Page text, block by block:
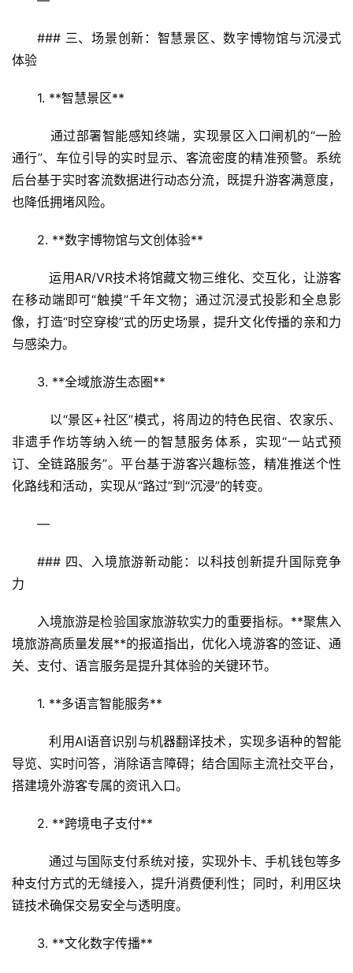
首
区
二
消
融
合
### 三、场景创新：智慧景区、数字博物馆与沉浸式
体验
1. **智慧景区**
通行”、车位引导的实时显示、客流密度的精准预警。系统
后台基于实时客流数据进行动态分流，既提升游客满意度，
也降低拥堵风险。
2. **数字博物馆与文创体验**
   运用AR/VR技术将馆藏文物三维化、交互化，让游客
在移动端即可“触摸”千年文物；通过沉浸式投影和全息影
像，打造“时空穿梭”式的历史场景，提升文化传播的亲和力
与感染力。
3. **全域旅游生态圈**
非遗手作坊等纳入统一的智慧服务体系，实现“一站式预
订、全链路服务”。平台基于游客兴趣标签，精准推送个性
化路线和活动，实现从“路过”到“沉浸”的转变。
—
### 四、入境旅游新动能：以科技创新提升国际竞争
力
入境旅游是检验国家旅游软实力的重要指标。**聚焦入
境旅游高质量发展**的报道指出，优化入境游客的签证、通
关、支付、语言服务是提升其体验的关键环节。
1. **多语言智能服务**
   利用AI语音识别与机器翻译技术，实现多语种的智能
导览、实时问答，消除语言障碍；结合国际主流社交平台，
搭建境外游客专属的资讯入口。
2. **跨境电子支付**
   通过与国际支付系统对接，实现外卡、手机钱包等多
种支付方式的无缝接入，提升消费便利性；同时，利用区块
链技术确保交易安全与透明度。
3. **文化数字传播**